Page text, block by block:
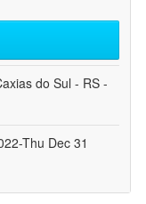
do Sul - RS -
Thu Dec 31